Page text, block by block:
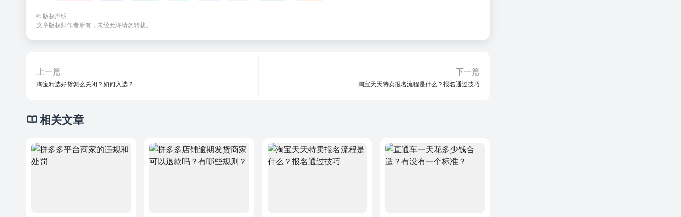
© 版权声明
文章版权归作者所有，未经允许请勿转载。
上一篇
淘宝精选好货怎么关闭？如何入选？
下一篇
淘宝天天特卖报名流程是什么？报名通过技巧
相关文章